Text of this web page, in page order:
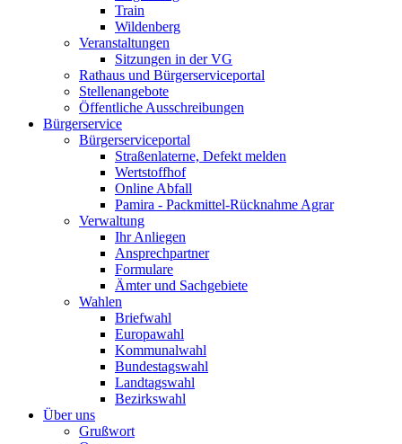
Train
Wildenberg
Veranstaltungen
Sitzungen in der VG
Rathaus und Bürgerserviceportal
Stellenangebote
Öffentliche Ausschreibungen
Bürgerservice
Bürgerserviceportal
Straßenlaterne, Defekt melden
Wertstoffhof
Online Abfall
Pamira - Packmittel-Rücknahme Agrar
Verwaltung
Ihr Anliegen
Ansprechpartner
Formulare
Ämter und Sachgebiete
Wahlen
Briefwahl
Europawahl
Kommunalwahl
Bundestagswahl
Landtagswahl
Bezirkswahl
Über uns
Grußwort